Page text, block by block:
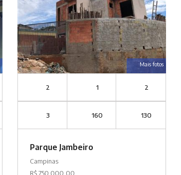
Mais fotos
2 1 2
3 160 130
Parque Jambeiro
Campinas
R$ 750.000,00